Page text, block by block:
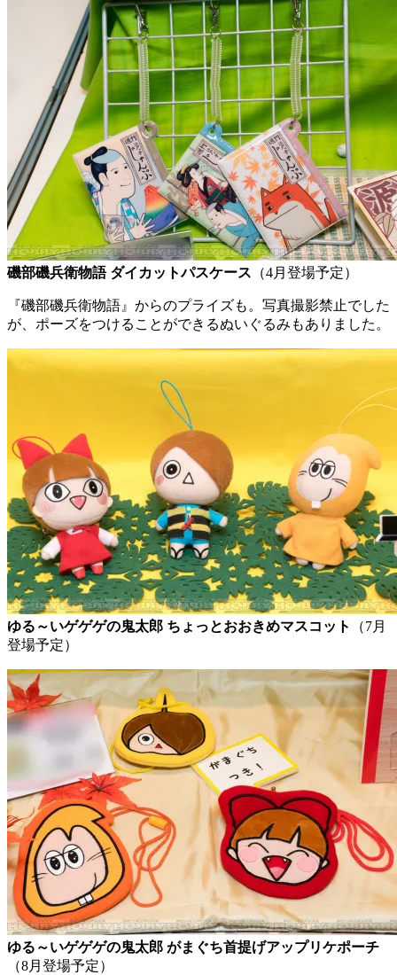
磯部磯兵衛物語 ダイカットパスケース （4月登場予定）
『磯部磯兵衛物語』からのプライズも。写真撮影禁止でした
が、ポーズをつけることができるぬいぐるみもありました。
ゆる～いゲゲゲの鬼太郎 ちょっとおおきめマスコット
（7月
登場予定）
ゆる～いゲゲゲの鬼太郎 がまぐち首提げアップリケポーチ
（8月登場予定）